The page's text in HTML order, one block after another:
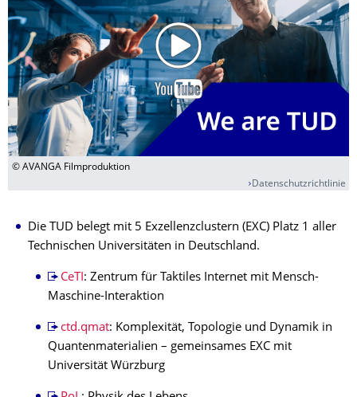
© AVANGA Filmproduktion
Datenschutzrichtlinie
Die TUD belegt mit 5 Exzellenzclustern (EXC) Platz 1 aller
Technischen Universitäten in Deutschland.
CeTI: Zentrum für Taktiles Internet mit Mensch-
Maschine-Interaktion
ctd.qmat: Komplexität, Topologie und Dynamik in
Quantenmaterialien – gemeinsames EXC mit
Universität Würzburg